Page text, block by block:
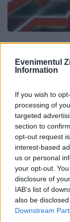
Evenimentul
Information
If you wish to
processing of
targeted
section to
opt-out request
interest-based
us or personal
your opt-out.
disclosure of
IAB’s list of
also be
Downstream
PUŞTIUL
X
"Please
24
"Bine, măi
solistului
comentariu
Eregep a